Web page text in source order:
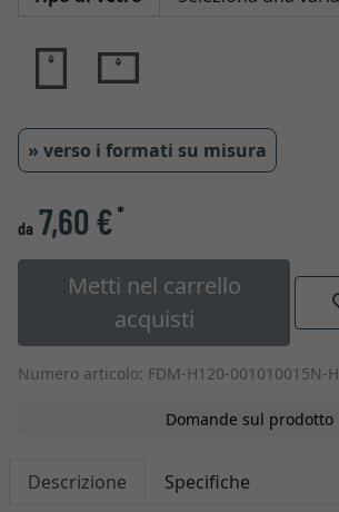
» verso i formati su misura
da 7,60 €*
Metti nel carrello
acquisti
Numero articolo: FDM-H120-001010015N-H
Domande sul prodotto
Descrizione Specifiche